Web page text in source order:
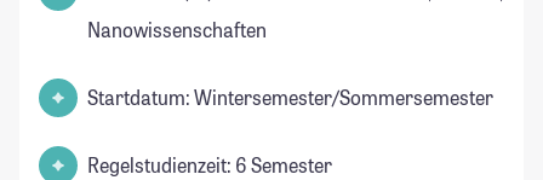
Nanowissenschaften
Startdatum: Wintersemester/Sommersemester
Regelstudienzeit: 6 Semester